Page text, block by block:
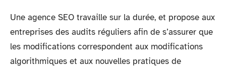
Une agence SEO travaille sur la durée, et propose aux
entreprises des audits réguliers afin de s’assurer que
les modifications correspondent aux modifications
algorithmiques et aux nouvelles pratiques de